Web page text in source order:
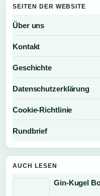
SEITEN DER WEBSITE
Über uns
Kontakt
Geschichte
Datenschutzerklärung
Cookie-Richtlinie
Rundbrief
AUCH LESEN
Gin-Kugel